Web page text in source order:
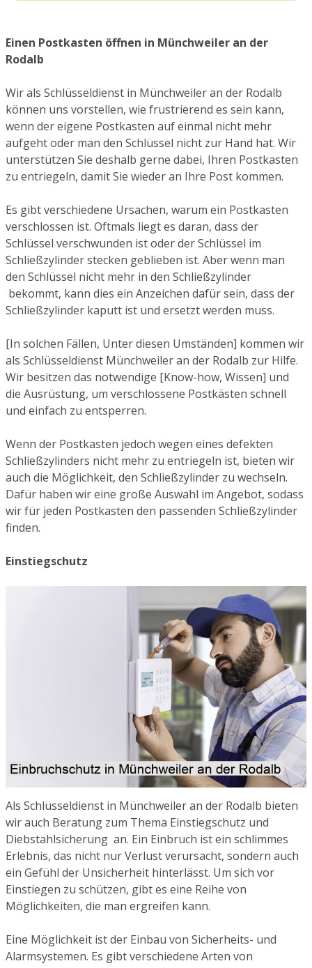
Einen Postkasten öffnen in Münchweiler an der
Rodalb
Wir als Schlüsseldienst in Münchweiler an der Rodalb
können uns vorstellen, wie frustrierend es sein kann,
wenn der eigene Postkasten auf einmal nicht mehr
aufgeht oder man den Schlüssel nicht zur Hand hat. Wir
unterstützen Sie deshalb gerne dabei, Ihren Postkasten
zu entriegeln, damit Sie wieder an Ihre Post kommen.
Es gibt verschiedene Ursachen, warum ein Postkasten
verschlossen ist. Oftmals liegt es daran, dass der
Schlüssel verschwunden ist oder der Schlüssel im
Schließzylinder stecken geblieben ist. Aber wenn man
den Schlüssel nicht mehr in den Schließzylinder
bekommt, kann dies ein Anzeichen dafür sein, dass der
Schließzylinder kaputt ist und ersetzt werden muss.
[In solchen Fällen, Unter diesen Umständen] kommen wir
als Schlüsseldienst Münchweiler an der Rodalb zur Hilfe.
Wir besitzen das notwendige [Know-how, Wissen] und
die Ausrüstung, um verschlossene Postkästen schnell
und einfach zu entsperren.
Wenn der Postkasten jedoch wegen eines defekten
Schließzylinders nicht mehr zu entriegeln ist, bieten wir
auch die Möglichkeit, den Schließzylinder zu wechseln.
Dafür haben wir eine große Auswahl im Angebot, sodass
wir für jeden Postkasten den passenden Schließzylinder
finden.
Einstiegschutz
Als Schlüsseldienst in Münchweiler an der Rodalb bieten
wir auch Beratung zum Thema Einstiegschutz und
Diebstahlsicherung an. Ein Einbruch ist ein schlimmes
Erlebnis, das nicht nur Verlust verursacht, sondern auch
ein Gefühl der Unsicherheit hinterlässt. Um sich vor
Einstiegen zu schützen, gibt es eine Reihe von
Möglichkeiten, die man ergreifen kann.
Eine Möglichkeit ist der Einbau von Sicherheits- und
Alarmsystemen. Es gibt verschiedene Arten von